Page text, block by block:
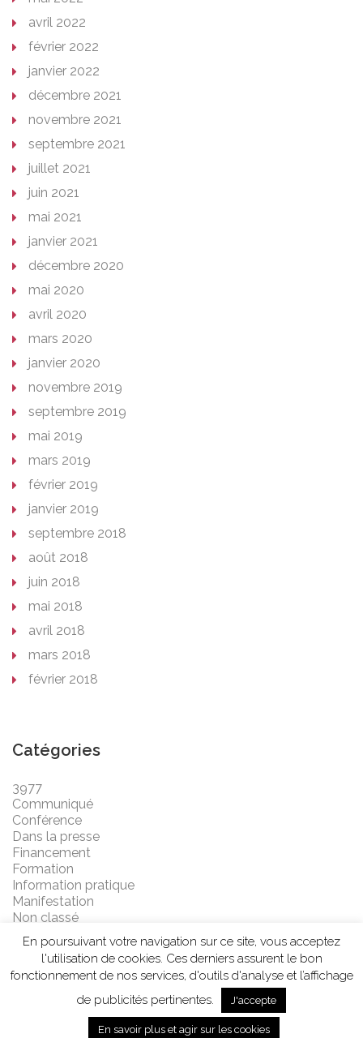
avril 2022
février 2022
janvier 2022
décembre 2021
novembre 2021
septembre 2021
juillet 2021
juin 2021
mai 2021
janvier 2021
décembre 2020
mai 2020
avril 2020
mars 2020
janvier 2020
novembre 2019
septembre 2019
mai 2019
mars 2019
février 2019
janvier 2019
septembre 2018
août 2018
juin 2018
mai 2018
avril 2018
mars 2018
février 2018
Catégories
3977
Communiqué
Conférence
Dans la presse
Financement
Formation
Information pratique
Manifestation
Non classé
POWERED BY WORDPRESS
En poursuivant votre navigation sur ce site, vous acceptez
l'utilisation de cookies. Ces derniers assurent le bon
fonctionnement de nos services, d'outils d'analyse et l’affichage
de publicités pertinentes.
J'accepte
En savoir plus et agir sur les cookies